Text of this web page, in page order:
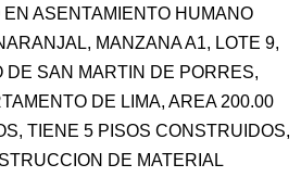
EN ASENTAMIENTO HUMANO
MANZANA A1, LOTE 9,
DE SAN MARTIN DE PORRES,
DE LIMA, AREA 200.00
TIENE 5 PISOS CONSTRUIDOS,
DE MATERIAL